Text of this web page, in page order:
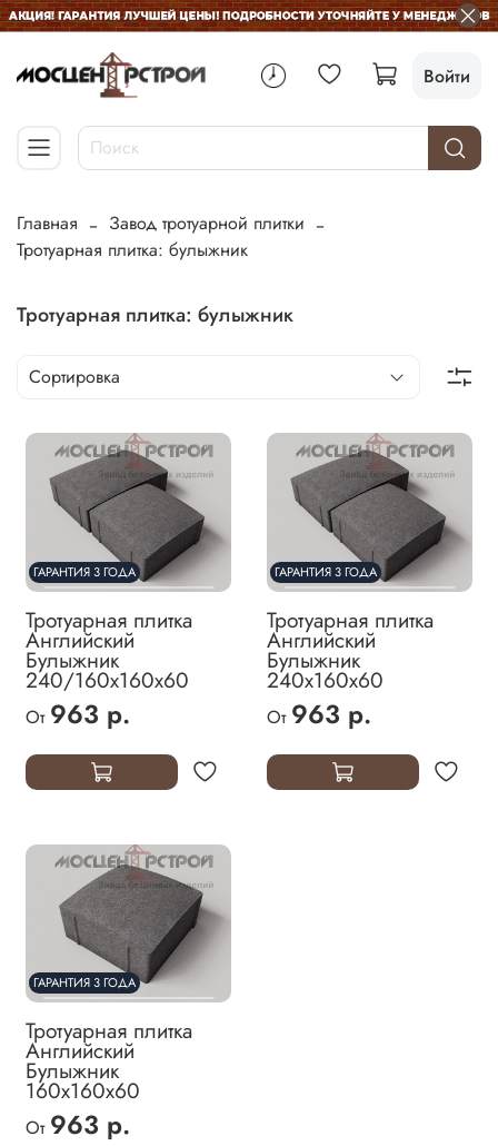
Войти
Главная
Завод тротуарной плитки
Тротуарная плитка: булыжник
Тротуарная плитка: булыжник
ГАРАНТИЯ 3 ГОДА
Тротуарная плитка
Английский
Булыжник
240/160х160х60
От 963 р.
ГАРАНТИЯ 3 ГОДА
Тротуарная плитка
Английский
Булыжник
240х160х60
От 963 р.
ГАРАНТИЯ 3 ГОДА
Тротуарная плитка
Английский
Булыжник
160х160х60
От 963 р.